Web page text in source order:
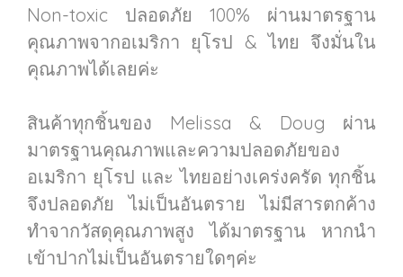
Non-toxic ปลอดภัย 100% ผ่านมาตรฐาน
คุณภาพจากอเมริกา ยุโรป & ไทย จึงมั่นใน
คุณภาพได้เลยค่ะ
สินค้าทุกชิ้นของ Melissa & Doug ผ่าน
มาตรฐานคุณภาพและความปลอดภัยของ
อเมริกา ยุโรป และ ไทยอย่างเคร่งครัด ทุกชิ้น
จึงปลอดภัย ไม่เป็นอันตราย ไม่มีสารตกค้าง
ทำจากวัสดุคุณภาพสูง ได้มาตรฐาน หากนำ
เข้าปากไม่เป็นอันตรายใดๆค่ะ